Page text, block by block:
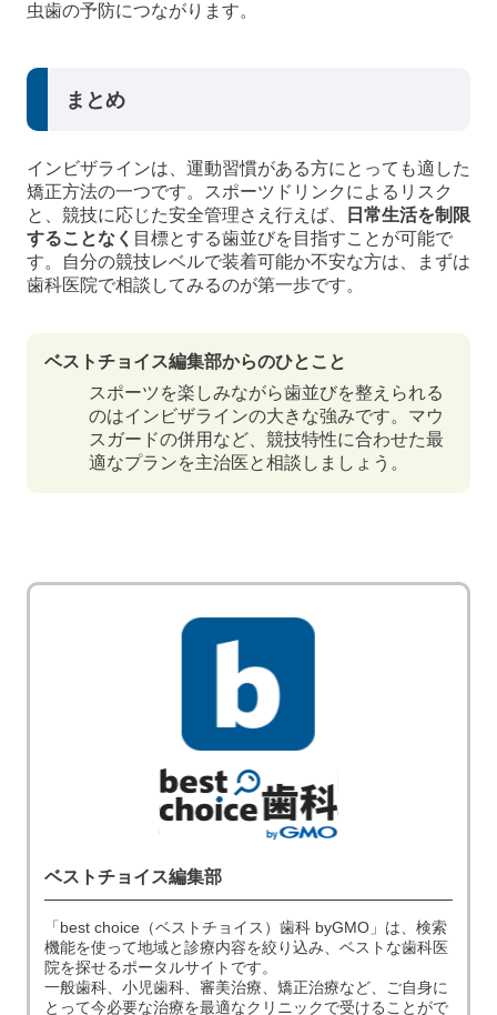
虫歯の予防につながります。
まとめ
インビザラインは、運動習慣がある方にとっても適した
矯正方法の一つです。スポーツドリンクによるリスク
と、競技に応じた安全管理さえ行えば、
日常生活を制限
することなく 目標とする歯並びを目指すことが可能で
す。自分の競技レベルで装着可能か不安な方は、まずは
歯科医院で相談してみるのが第一歩です。
ベストチョイス編集部からのひとこと
スポーツを楽しみながら歯並びを整えられる
のはインビザラインの大きな強みです。マウ
スガードの併用など、競技特性に合わせた最
適なプランを主治医と相談しましょう。
ベストチョイス編集部
「best choice（ベストチョイス）歯科 byGMO」は、検索
機能を使って地域と診療内容を絞り込み、ベストな歯科医
院を探せるポータルサイトです。
一般歯科、小児歯科、審美治療、矯正治療など、ご自身に
とって今必要な治療を最適なクリニックで受けることがで